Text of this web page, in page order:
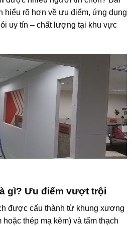
hiểu rõ hơn về ưu điểm, ứng dụng
uy tín – chất lượng tại khu vực
gì? Ưu điểm vượt trội
được cấu thành từ khung xương
thép mạ kẽm) và tấm thạch